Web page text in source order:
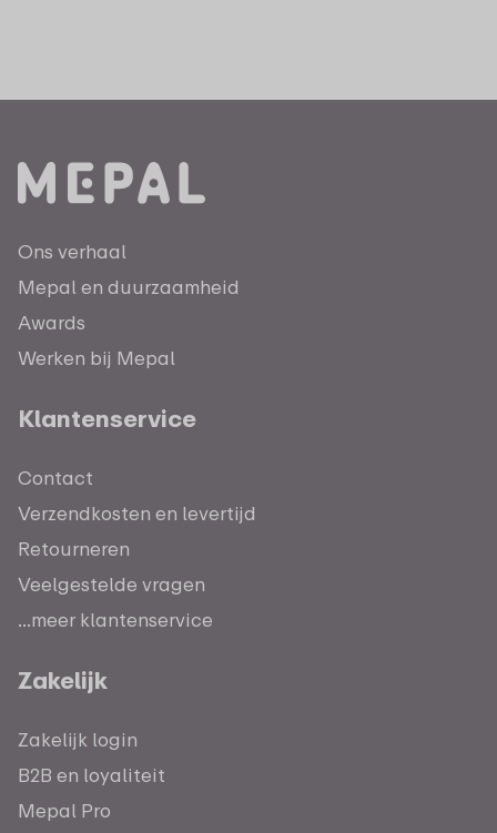
Ons verhaal
Mepal en duurzaamheid
Awards
Werken bij Mepal
Klantenservice
Contact
Verzendkosten en levertijd
Retourneren
Veelgestelde vragen
...meer klantenservice
Zakelijk
Zakelijk login
B2B en loyaliteit
Mepal Pro